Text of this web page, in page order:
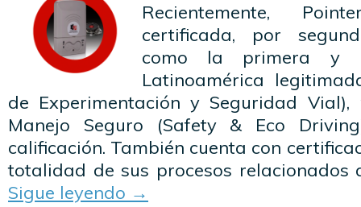
Recientemente,
certificada, por
como la primera y
Latinoamérica
de Experimentación y Seguridad
Manejo Seguro (Safety & Eco
calificación. También cuenta con
totalidad de sus procesos relacionados
Sigue leyendo →